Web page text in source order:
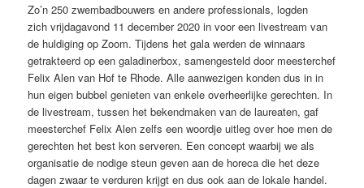
Zo’n 250 zwembadbouwers en andere professionals, logden
zichvrijdagavond 11 december 2020 in voor een livestream van
de huldigingop Zoom. Tijdens het gala werden de winnaars
getrakteerd op een galadinerbox, samengesteld door meesterchef
Felix Alen van Hof te Rhode. Alle aanwezigen konden dus in in
hun eigen bubbel genieten van enkele overheerlijke gerechten. In
de livestream, tussen het bekendmaken van de laureaten, gaf
meesterchef Felix Alen zelfs een woordje uitleg over hoe men de
gerechten het best kon serveren. Een concept waarbij we als
organisatie de nodige steun geven aan de horeca die het deze
dagen zwaar te verduren krijgt en dus ook aan de lokale handel.